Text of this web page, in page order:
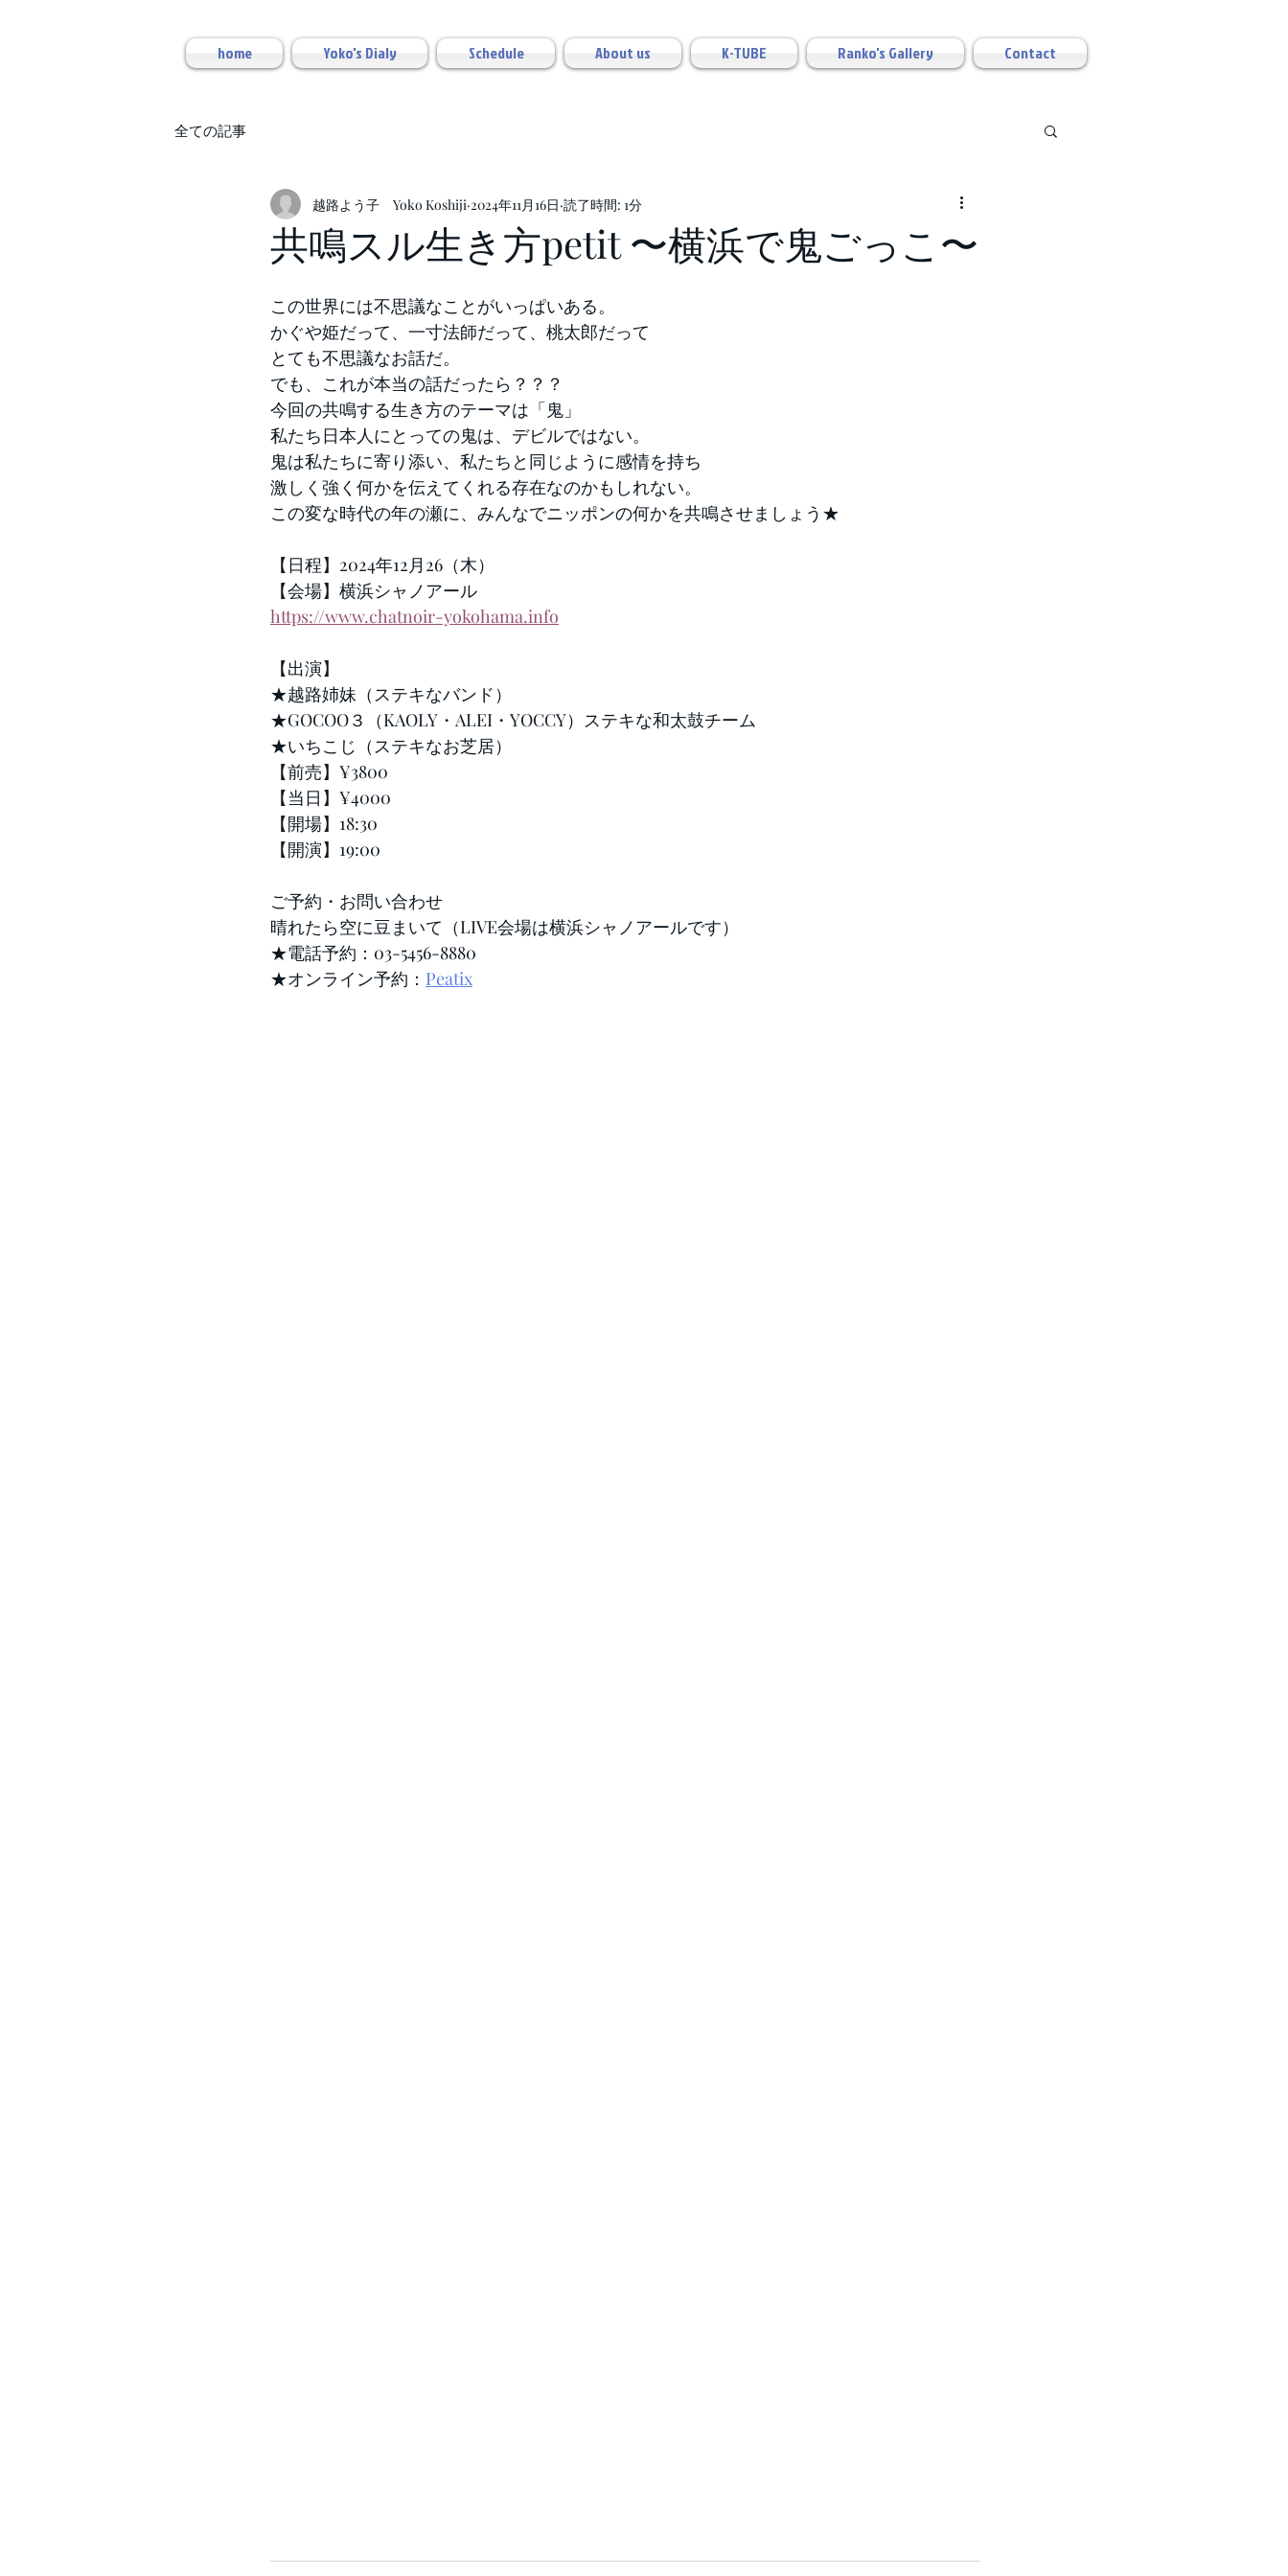
home Yoko's Dialy Schedule About us K-TUBE Ranko's Gallery Contact
全ての記事
共鳴スル生き方petit 〜横浜で鬼ごっこ〜
越路よう子 Yoko Koshiji 2024年11月16日 読了時間: 1分
この世界には不思議なことがいっぱいある。
かぐや姫だって、一寸法師だって、桃太郎だって
とても不思議なお話だ。
でも、これが本当の話だったら？？？
今回の共鳴する生き方のテーマは「鬼」
私たち日本人にとっての鬼は、デビルではない。
鬼は私たちに寄り添い、私たちと同じように感情を持ち
激しく強く何かを伝えてくれる存在なのかもしれない。
この変な時代の年の瀬に、みんなでニッポンの何かを共鳴させましょう★
【日程】2024年12月26（木）
【会場】横浜シャノアール
https://www.chatnoir-yokohama.info
【出演】
★越路姉妹（ステキなバンド）
★GOCOO３（KAOLY・ALEI・YOCCY）ステキな和太鼓チーム
★いちこじ（ステキなお芝居）
【前売】¥3800
【当日】¥4000
【開場】18:30
【開演】19:00
ご予約・お問い合わせ
晴れたら空に豆まいて（LIVE会場は横浜シャノアールです）
★電話予約：03-5456-8880
★オンライン予約： Peatix